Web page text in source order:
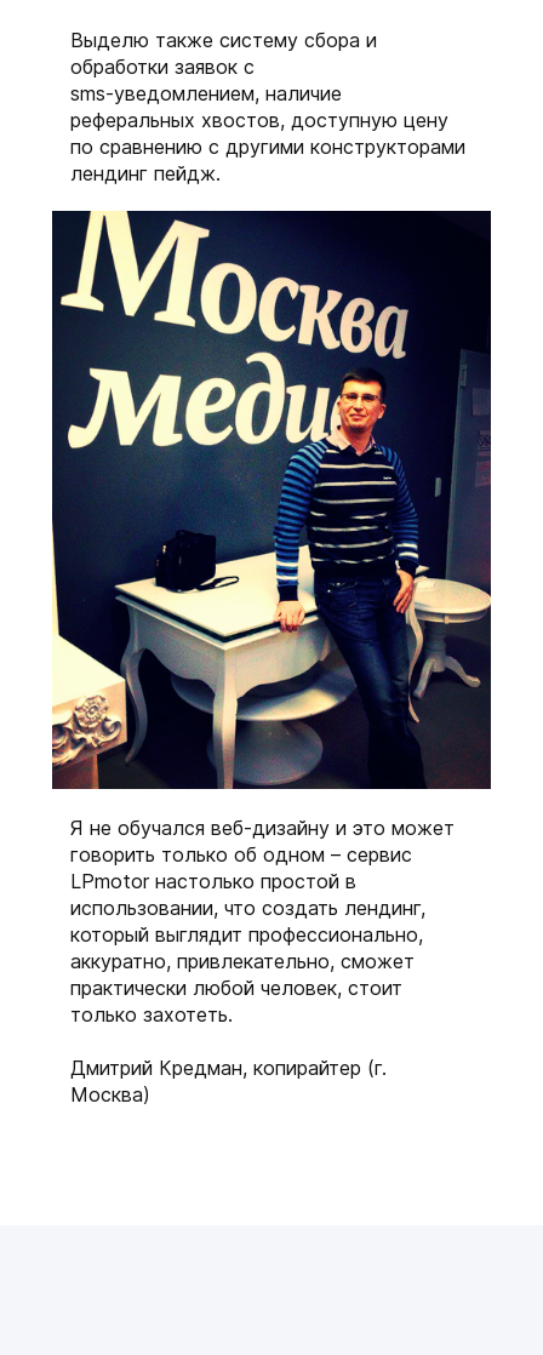
Выделю также систему сбора и
обработки заявок с
sms-уведомлением, наличие
реферальных хвостов, доступную цену
по сравнению с другими конструкторами
лендинг пейдж.
Я не обучался веб-дизайну и это может
говорить только об одном – сервис
LPmotor настолько простой в
использовании, что создать лендинг,
который выглядит профессионально,
аккуратно, привлекательно, сможет
практически любой человек, стоит
только захотеть.
Дмитрий Кредман, копирайтер (г.
Москва)